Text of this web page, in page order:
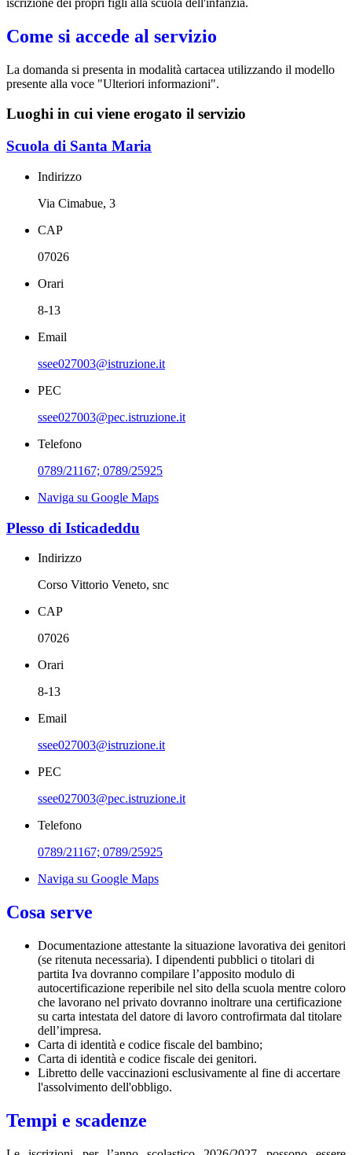
iscrizione dei propri figli alla scuola dell'infanzia.
Come si accede al servizio
La domanda si presenta in modalità cartacea utilizzando il modello
presente alla voce "Ulteriori informazioni".
Luoghi in cui viene erogato il servizio
Scuola di Santa Maria
Indirizzo
Via Cimabue, 3
CAP
07026
Orari
8-13
Email
ssee027003@istruzione.it
PEC
ssee027003@pec.istruzione.it
Telefono
0789/21167; 0789/25925
Naviga su Google Maps
Plesso di Isticadeddu
Indirizzo
Corso Vittorio Veneto, snc
CAP
07026
Orari
8-13
Email
ssee027003@istruzione.it
PEC
ssee027003@pec.istruzione.it
Telefono
0789/21167; 0789/25925
Naviga su Google Maps
Cosa serve
Documentazione attestante la situazione lavorativa dei genitori
(se ritenuta necessaria). I dipendenti pubblici o titolari di
partita Iva dovranno compilare l’apposito modulo di
autocertificazione reperibile nel sito della scuola mentre coloro
che lavorano nel privato dovranno inoltrare una certificazione
su carta intestata del datore di lavoro controfirmata dal titolare
dell’impresa.
Carta di identità e codice fiscale del bambino;
Carta di identità e codice fiscale dei genitori.
Libretto delle vaccinazioni esclusivamente al fine di accertare
l'assolvimento dell'obbligo.
Tempi e scadenze